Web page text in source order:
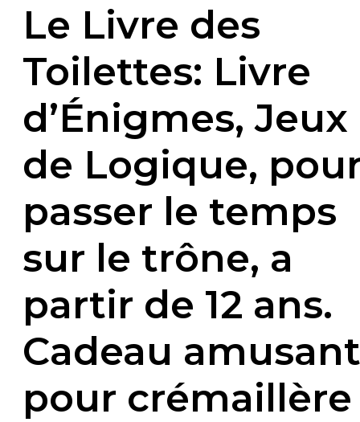
Le Livre des
Toilettes: Livre
d’Énigmes, Jeux
de Logique,
passer le temps
sur le trône, a
partir de 12 ans.
Cadeau amusant
pour crémaillère